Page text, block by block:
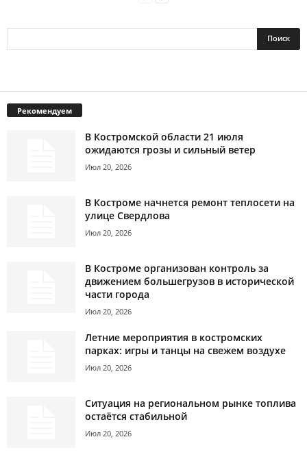
Рекомендуем
В Костромской области 21 июля
ожидаются грозы и сильный ветер
Июл 20, 2026
В Костроме начнется ремонт теплосети на
улице Свердлова
Июл 20, 2026
В Костроме организован контроль за
движением большегрузов в исторической
части города
Июл 20, 2026
Летние мероприятия в костромских
парках: игры и танцы на свежем воздухе
Июл 20, 2026
Ситуация на региональном рынке топлива
остаётся стабильной
Июл 20, 2026